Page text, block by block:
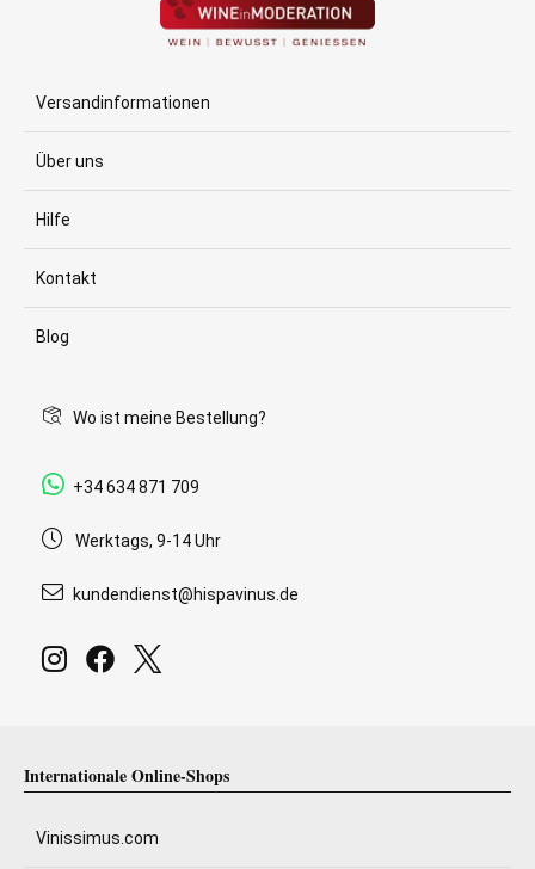
Versandinformationen
Über uns
Hilfe
Kontakt
Blog
Wo ist meine Bestellung?
+34 634 871 709
Werktags, 9-14 Uhr
kundendienst@hispavinus.de
Internationale Online-Shops
Vinissimus.com